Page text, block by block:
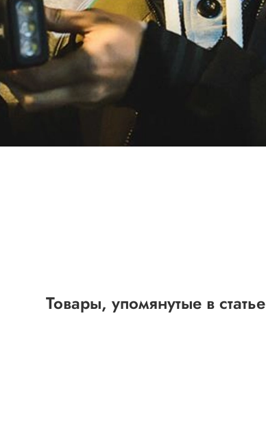
Товары, упомянутые в статье